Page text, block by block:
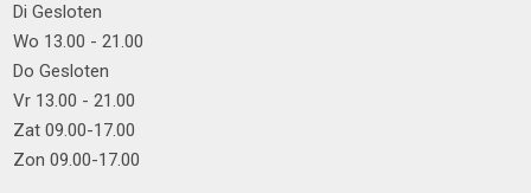
Di Gesloten
Wo 13.00 - 21.00
Do Gesloten
Vr 13.00 - 21.00
Zat 09.00-17.00
Zon 09.00-17.00